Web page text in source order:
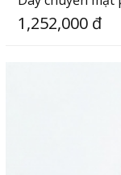
1,252,000 đ